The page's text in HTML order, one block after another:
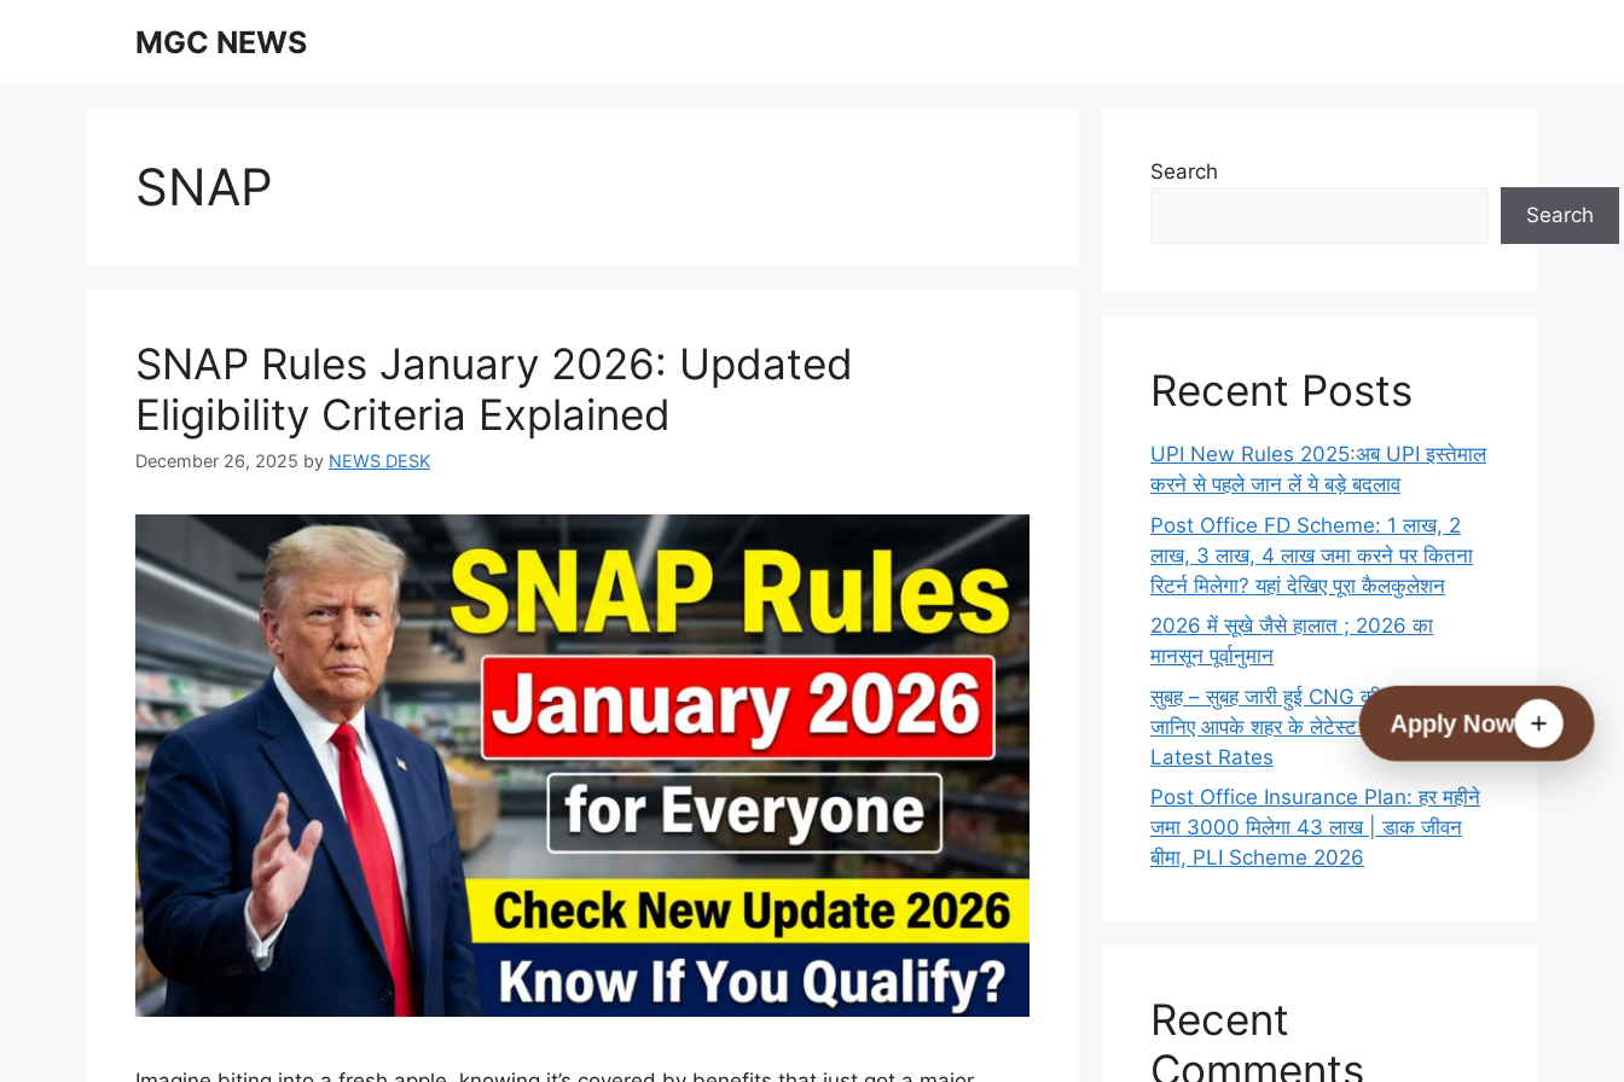
MGC NEWS
SNAP
SNAP Rules January 2026: Updated
Eligibility Criteria Explained
December 26, 2025 by NEWS DESK
Search
Search
Recent Posts
UPI New Rules 2025:अब UPI इस्तेमाल
करने से पहले जान लें ये बड़े बदलाव
Post Office FD Scheme: 1 लाख, 2
लाख,‌ 3 लाख,‌ 4 लाख जमा करने पर कितना
रिटर्न मिलेगा? यहां देखिए पूरा कैलकुलेशन
2026 में सूखे जैसे हालात ; 2026 का
मानसून पूर्वानुमान
सुबह – सुबह जारी हुई CNG की नयी कीमतें,
जानिए आपके शहर के लेटेस्ट रेट्स CNG
Latest Rates
Post Office Insurance Plan: हर महीने
जमा 3000 मिलेगा 43 लाख | डाक जीवन
बीमा, PLI Scheme 2026
Recent
Comments
Apply Now